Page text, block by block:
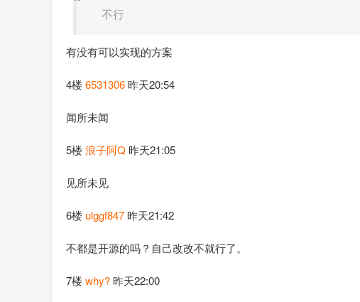
不行
有没有可以实现的方案
4楼 6531306 昨天20:54
闻所未闻
5楼 浪子阿Q 昨天21:05
见所未见
6楼 ulggf847 昨天21:42
不都是开源的吗？自己改改不就行了。
7楼 why? 昨天22:00